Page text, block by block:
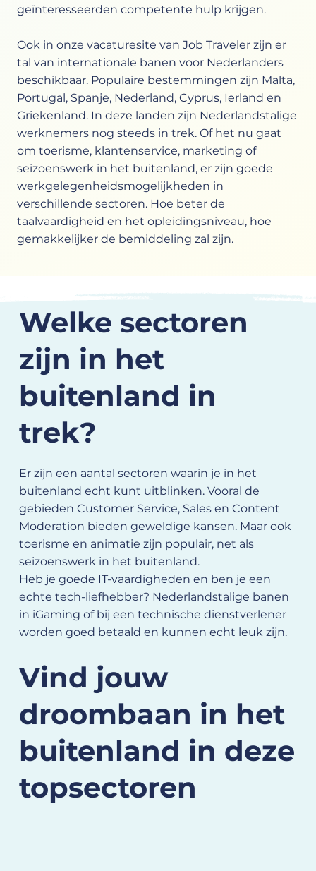
geïnteresseerden competente hulp krijgen.
Ook in onze vacaturesite van Job Traveler zijn er
tal van internationale banen voor Nederlanders
beschikbaar. Populaire bestemmingen zijn Malta,
Portugal, Spanje, Nederland, Cyprus, Ierland en
Griekenland. In deze landen zijn Nederlandstalige
werknemers nog steeds in trek. Of het nu gaat
om toerisme, klantenservice, marketing of
seizoenswerk in het buitenland, er zijn goede
werkgelegenheidsmogelijkheden in
verschillende sectoren. Hoe beter de
taalvaardigheid en het opleidingsniveau, hoe
gemakkelijker de bemiddeling zal zijn.
Vind jouw
droombaan in het
buitenland in deze
topsectoren
Welke sectoren
zijn in het
buitenland in
trek?
Er zijn een aantal sectoren waarin je in het
buitenland echt kunt uitblinken. Vooral de
gebieden Customer Service, Sales en Content
Moderation bieden geweldige kansen. Maar ook
toerisme en animatie zijn populair, net als
seizoenswerk in het buitenland.
Heb je goede IT-vaardigheden en ben je een
echte tech-liefhebber? Nederlandstalige banen
in iGaming of bij een technische dienstverlener
worden goed betaald en kunnen echt leuk zijn.